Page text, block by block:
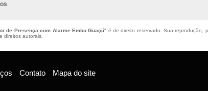
de Presença com Alarme Embu Guaçú" é de direito reservado. Sua reprodução,
direitos autorais
Contato Mapa do site